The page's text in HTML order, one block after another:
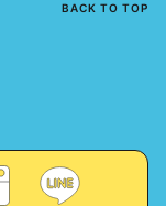
BACK TO TOP